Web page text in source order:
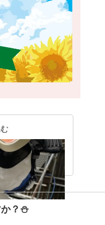
？⛄